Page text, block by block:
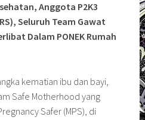
Anggota P2K3
Seluruh Team Gawat
Dalam PONEK Rumah
kematian ibu dan bayi,
Safe Motherhood yang
Safer (MPS), di